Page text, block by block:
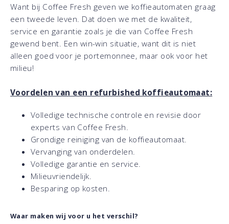
Want bij Coffee Fresh geven we koffieautomaten graag
een tweede leven. Dat doen we met de kwaliteit,
service en garantie zoals je die van Coffee Fresh
gewend bent. Een win-win situatie, want dit is niet
alleen goed voor je portemonnee, maar ook voor het
milieu!
Voordelen van een refurbished koffieautomaat:
Volledige technische controle en revisie door
experts van Coffee Fresh.
Grondige reiniging van de koffieautomaat.
Vervanging van onderdelen.
Volledige garantie en service.
Milieuvriendelijk.
Besparing op kosten.
Waar maken wij voor u het verschil?